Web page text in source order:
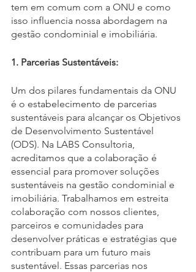
tem em comum com a ONU e como
isso influencia nossa abordagem na
gestão condominial e imobiliária.
1. Parcerias Sustentáveis:
Um dos pilares fundamentais da ONU
é o estabelecimento de parcerias
sustentáveis para alcançar os Objetivos
de Desenvolvimento Sustentável
(ODS). Na LABS Consultoria,
acreditamos que a colaboração é
essencial para promover soluções
sustentáveis na gestão condominial e
imobiliária. Trabalhamos em estreita
colaboração com nossos clientes,
parceiros e comunidades para
desenvolver práticas e estratégias que
contribuam para um futuro mais
sustentável. Essas parcerias nos